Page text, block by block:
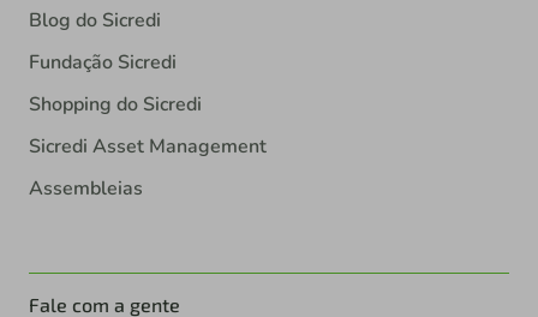
Blog do Sicredi
Fundação Sicredi
Shopping do Sicredi
Sicredi Asset Management
Assembleias
Fale com a gente